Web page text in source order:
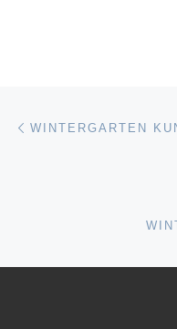
WINTERGARTEN